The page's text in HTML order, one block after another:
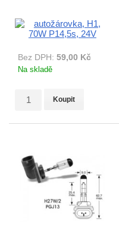
Bez DPH: 59,00 Kč
Na skladě
Koupit